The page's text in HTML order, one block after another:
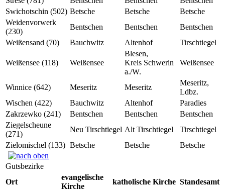
Swichotschin (502) Betsche Betsche
Betsche
Weidenvorwerk
(230)
Bentschen Bentschen
Bentschen
Weißensand (70)
Bauchwitz Altenhof Tirschtiegel
Weißensee (118) Weißensee
Blesen,
Kreis Schwerin
a./W.
Weißensee
Winnice (642) Meseritz Meseritz
Meseritz,
Ldbz.
Wischen (422)
Bauchwitz Altenhof
Paradies
Zakrzewko (241)
Bentschen Bentschen
Bentschen
Ziegelscheune
(271)
Neu Tirschtiegel Alt Tirschtiegel
Tirschtiegel
Zielomischel (133) Betsche Betsche Betsche
Gutsbezirke
Ort
evangelische
Kirche
katholische Kirche Standesamt